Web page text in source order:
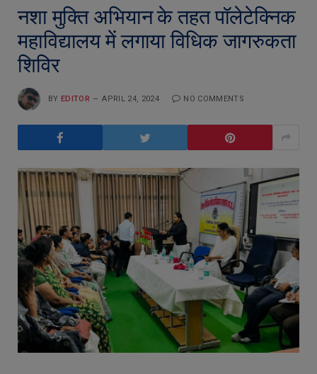
नशा मुक्ति अभियान के तहत पॉलेटेक्निक
महाविद्यालय में लगाया विधिक जागरुकता
शिविर
BY EDITOR APRIL 24, 2024 NO COMMENTS